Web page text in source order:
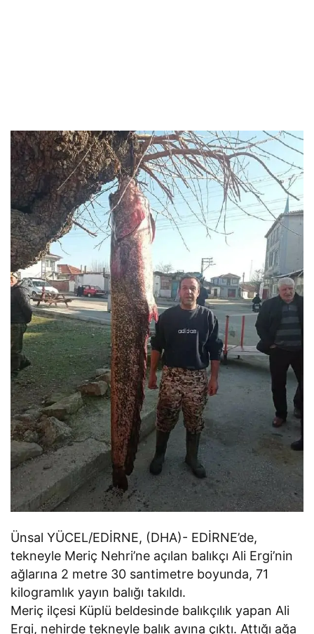
Ünsal YÜCEL/EDİRNE, (DHA)- EDİRNE’de,
tekneyle Meriç Nehri’ne açılan balıkçı Ali Ergi’nin
ağlarına 2 metre 30 santimetre boyunda, 71
kilogramlık yayın balığı takıldı.
Meriç ilçesi Küplü beldesinde balıkçılık yapan Ali
Ergi, nehirde tekneyle balık avına çıktı. Attığı ağa